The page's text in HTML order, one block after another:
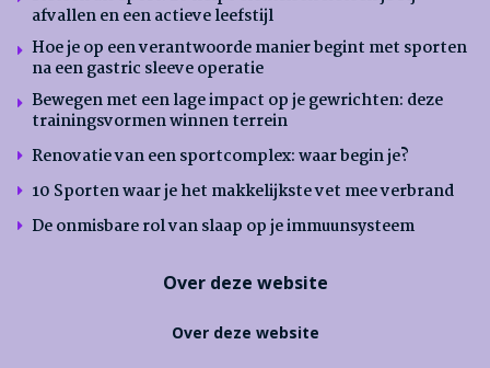
afvallen en een actieve leefstijl
Hoe je op een verantwoorde manier begint met sporten
na een gastric sleeve operatie
Bewegen met een lage impact op je gewrichten: deze
trainingsvormen winnen terrein
Renovatie van een sportcomplex: waar begin je?
10 Sporten waar je het makkelijkste vet mee verbrand
De onmisbare rol van slaap op je immuunsysteem
Over deze website
Over deze website